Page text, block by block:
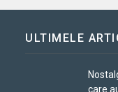
ULTIMELE
care